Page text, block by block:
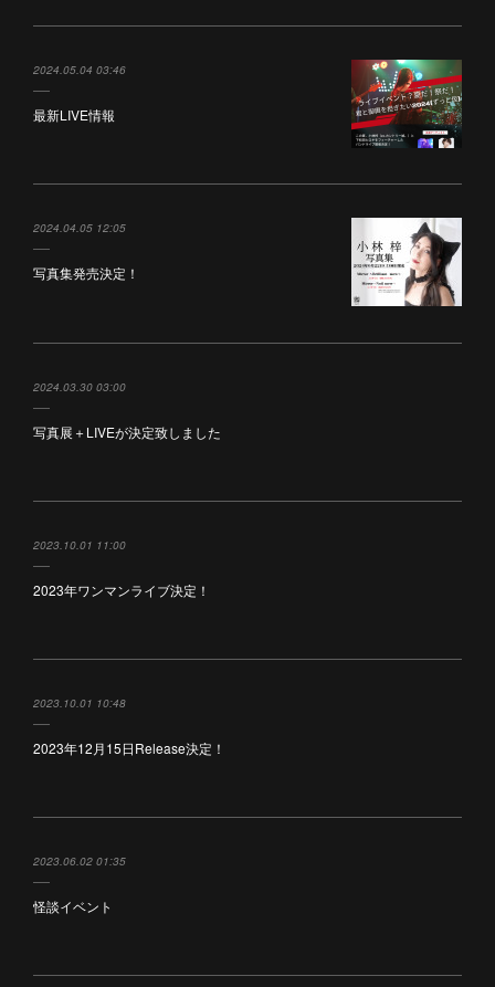
2024.05.04 03:46
最新LIVE情報
2024.04.05 12:05
写真集発売決定！
2024.03.30 03:00
写真展＋LIVEが決定致しました
2023.10.01 11:00
2023年ワンマンライブ決定！
2023.10.01 10:48
2023年12月15日Release決定！
2023.06.02 01:35
怪談イベント